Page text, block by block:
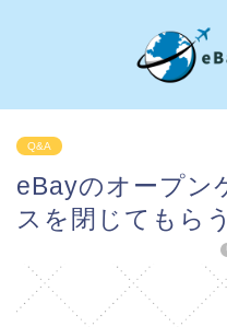
Q&A
eBayのオープン
スを閉じてもら